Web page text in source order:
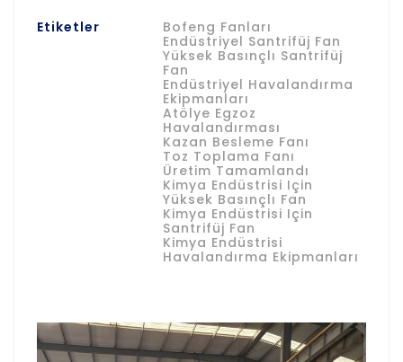
Etiketler
Bofeng Fanları
Endüstriyel Santrifüj Fan
Yüksek Basınçlı Santrifüj
Fan
Endüstriyel Havalandırma
Ekipmanları
Atölye Egzoz
Havalandırması
Kazan Besleme Fanı
Toz Toplama Fanı
Üretim Tamamlandı
Kimya Endüstrisi Için
Yüksek Basınçlı Fan
Kimya Endüstrisi Için
Santrifüj Fan
Kimya Endüstrisi
Havalandırma Ekipmanları